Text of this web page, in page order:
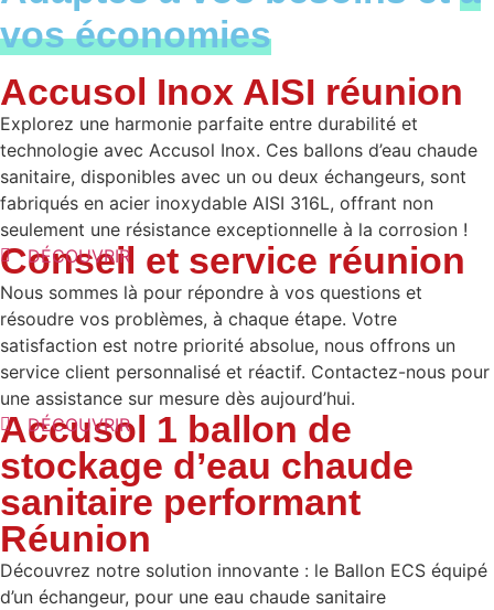
vos économies
Accusol Inox AISI réunion
Explorez une harmonie parfaite entre durabilité et
technologie avec Accusol Inox. Ces ballons d’eau chaude
sanitaire, disponibles avec un ou deux échangeurs, sont
fabriqués en acier inoxydable AISI 316L, offrant non
seulement une résistance exceptionnelle à la corrosion !
DÉCOUVRIR
Conseil et service réunion
Nous sommes là pour répondre à vos questions et
résoudre vos problèmes, à chaque étape. Votre
satisfaction est notre priorité absolue, nous offrons un
service client personnalisé et réactif. Contactez-nous pour
une assistance sur mesure dès aujourd’hui.
DÉCOUVRIR
Accusol 1 ballon de
stockage d’eau chaude
sanitaire performant
Réunion
Découvrez notre solution innovante : le Ballon ECS équipé
d’un échangeur, pour une eau chaude sanitaire